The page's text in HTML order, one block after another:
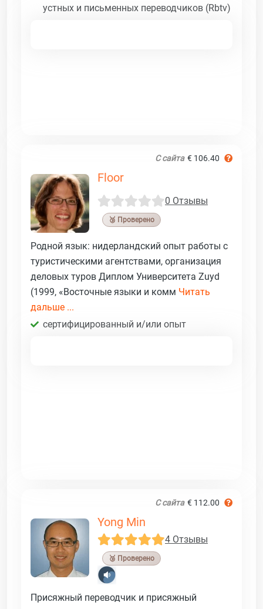
устных и письменных переводчиков (Rbtv)
С сайта € 106.40
Floor
0 Отзывы
🥉 Проверено
Родной язык: нидерландский опыт работы с
туристическими агентствами, организация
деловых туров Диплом Университета Zuyd
(1999, «Восточные языки и комм Читать
дальше ...
сертифицированный и/или опыт
С сайта € 112.00
Yong Min
4 Отзывы
🥉 Проверено
Присяжный переводчик и присяжный